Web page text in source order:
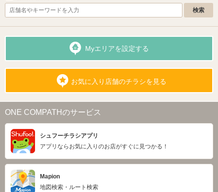
Myエリアを設定する
お気に入り店舗のチラシを見る
ONE COMPATHのサービス
シュフーチラシアプリ
アプリならお気に入りのお店がすぐに見つかる！
Mapion
地図検索・ルート検索